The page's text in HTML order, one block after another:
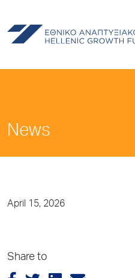
News
April 15, 2026
Share to